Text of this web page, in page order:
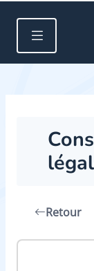
Retour